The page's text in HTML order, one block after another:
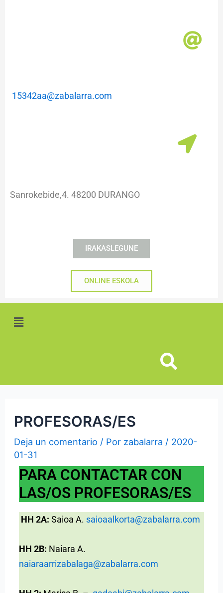
15342aa@zabalarra.com
Sanrokebide,4. 48200 DURANGO
IRAKASLEGUNE
ONLINE ESKOLA
Menú
PROFESORAS/ES
Deja un comentario / Por zabalarra / 2020-
01-31
PARA CONTACTAR CON
LAS/OS PROFESORAS/ES
HH 2A:Saioa A. saioaalkorta@zabalarra.com
HH 2B: Naiara A.
naiaraarrizabalaga@zabalarra.com